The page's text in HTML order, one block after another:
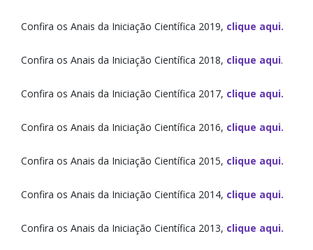
Confira os Anais da Iniciação Científica 2019, clique aqui.
Confira os Anais da Iniciação Científica 2018, clique aqui.
Confira os Anais da Iniciação Científica 2017, clique aqui.
Confira os Anais da Iniciação Científica 2016, clique aqui.
Confira os Anais da Iniciação Científica 2015, clique aqui.
Confira os Anais da Iniciação Científica 2014, clique aqui.
Confira os Anais da Iniciação Científica 2013, clique aqui.